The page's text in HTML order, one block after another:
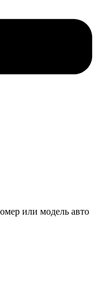
или модель авто